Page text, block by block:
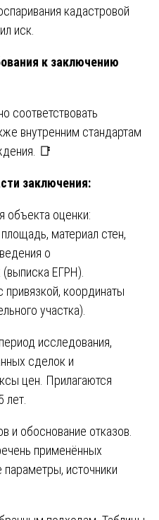
кадастровой
иск.
к заключению
соответствовать
внутренним стандартам
📑
заключения:
объекта оценки:
материал стен,
о
ЕГРН).
координаты
участка).
исследования,
сделок и
цен. Прилагаются
лет.
и обоснование отказов.
применённых
источники